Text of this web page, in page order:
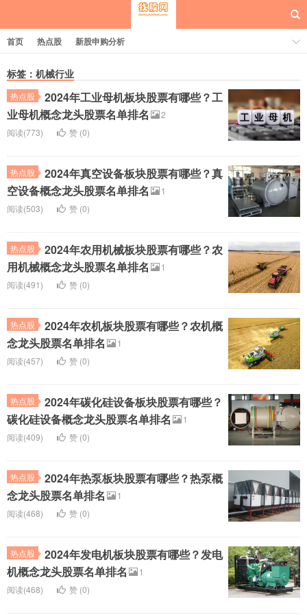
每日概念股
首页 热点股 新股申购分析
标签：机械行业
热点股
2024年工业母机板块股票有哪些？工
业母机概念龙头股票名单排名
2
阅读(773)
赞 (0)
热点股
2024年真空设备板块股票有哪些？真
空设备概念龙头股票名单排名
1
阅读(503)
赞 (0)
热点股
2024年农用机械板块股票有哪些？农
用机械概念龙头股票名单排名
1
阅读(491)
赞 (0)
热点股
2024年农机板块股票有哪些？农机概
念龙头股票名单排名
1
阅读(457)
赞 (0)
热点股
2024年碳化硅设备板块股票有哪些？
碳化硅设备概念龙头股票名单排名
1
阅读(409)
赞 (0)
热点股
2024年热泵板块股票有哪些？热泵概
念龙头股票名单排名
1
阅读(468)
赞 (0)
热点股
2024年发电机板块股票有哪些？发电
机概念龙头股票名单排名
1
阅读(468)
赞 (0)